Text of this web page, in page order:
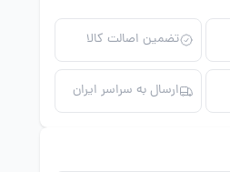
تضمین اصالت کالا
ارسال به سراسر ایران